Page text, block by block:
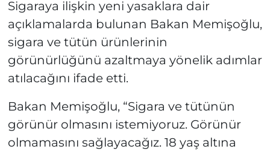
Sigaraya ilişkin yeni yasaklara dair
açıklamalarda bulunan Bakan Memişoğlu,
sigara ve tütün ürünlerinin
görünürlüğünü azaltmaya yönelik adımlar
atılacağını ifade etti.
Bakan Memişoğlu, “Sigara ve tütünün
görünür olmasını istemiyoruz. Görünür
olmamasını sağlayacağız. 18 yaş altına